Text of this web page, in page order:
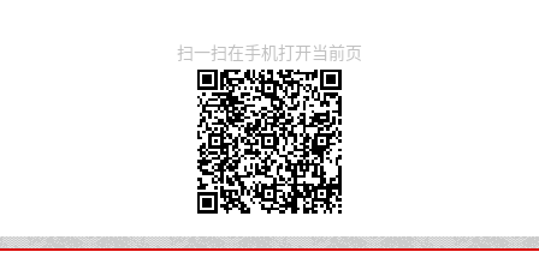
扫一扫在手机打开当前页